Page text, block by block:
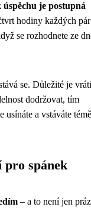
je postupná
hodiny každých pár
se rozhodnete ze
se. Důležité je
dodržovat, tím
usínáte a vstáváte
spánek
– a to není jen